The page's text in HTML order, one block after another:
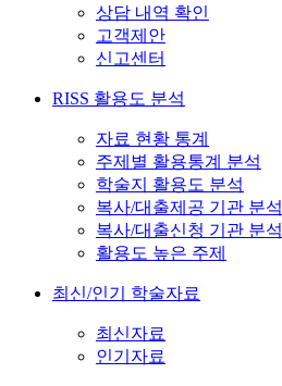
상담 내역 확인
고객제안
신고센터
RISS 활용도 분석
자료 현황 통계
주제별 활용통계 분석
학술지 활용도 분석
복사/대출제공 기관 분석
복사/대출신청 기관 분석
활용도 높은 주제
최신/인기 학술자료
최신자료
인기자료